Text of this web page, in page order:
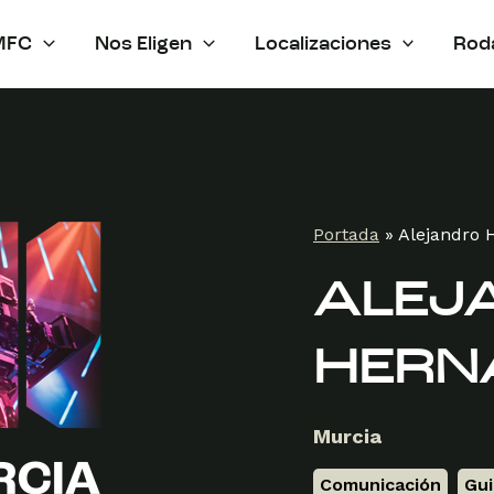
Nos Eligen Localizaciones
Portada » Alejandro
Murcia
Comunicación